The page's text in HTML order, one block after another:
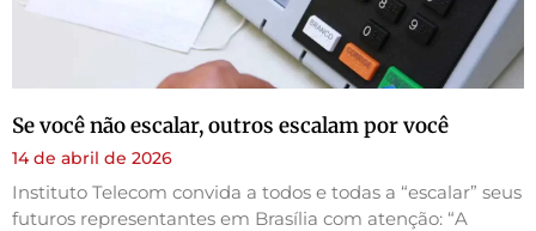
Se você não escalar, outros escalam por você
14 de abril de 2026
Instituto Telecom convida a todos e todas a “escalar” seus
futuros representantes em Brasília com atenção: “A